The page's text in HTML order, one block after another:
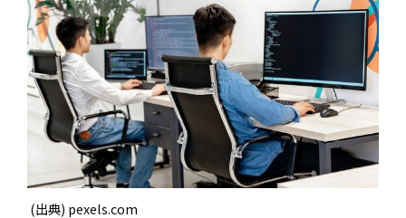
(出典) pexels.com